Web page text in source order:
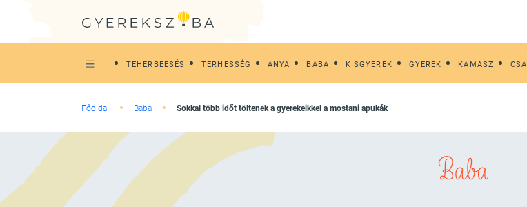
TEHERBEESÉS TERHESSÉG ANYA BABA KISGYEREK GYEREK KAMASZ
Főoldal Baba Sokkal több időt töltenek a gyerekeikkel a mostani apukák
Baba